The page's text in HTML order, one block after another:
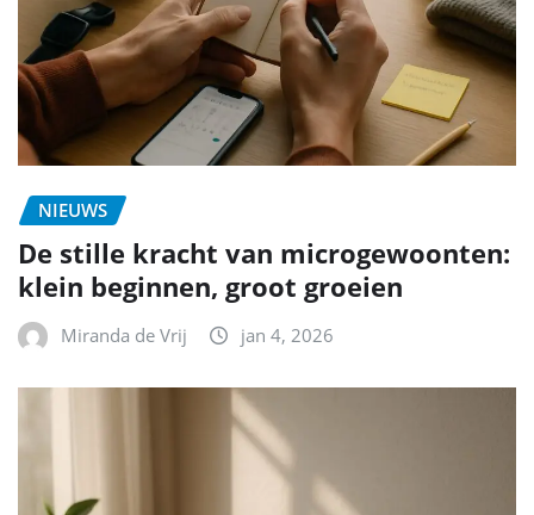
NIEUWS
De stille kracht van microgewoonten:
klein beginnen, groot groeien
Miranda de Vrij jan 4, 2026